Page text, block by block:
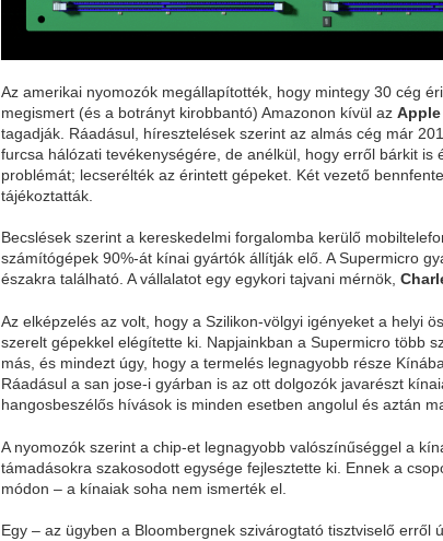
Az amerikai nyomozók megállapítotték, hogy mintegy 30 cég
megismert (és a botrányt kirobbantó) Amazonon kívül az Apple
tagadják. Ráadásul, híresztelések szerint az almás cég már
furcsa hálózati tevékenységére, de anélkül, hogy erről bárkit is
problémát; lecserélték az érintett gépeket. Két vezető
tájékoztatták.
Becslések szerint a kereskedelmi forgalomba kerülő
számítógépek 90%-át kínai gyártók állítják elő. A Supermicro
északra található. A vállalatot egy egykori tajvani mérnök,
Az elképzelés az volt, hogy a Szilikon-völgyi igényeket a helyi
szerelt gépekkel elégítette ki. Napjainkban a Supermicro több
más, és mindezt úgy, hogy a termelés legnagyobb része
Ráadásul a san jose-i gyárban is az ott dolgozók javarészt
hangosbeszélős hívások is minden esetben angolul és aztán
A nyomozók szerint a chip-et legnagyobb valószínűséggel a
támadásokra szakosodott egysége fejlesztette ki. Ennek a
módon – a kínaiak soha nem ismerték el.
Egy – az ügyben a Bloombergnek szivárogtató tisztviselő erről